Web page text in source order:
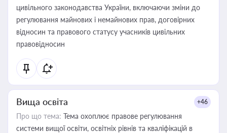
цивільного законодавства України, включаючи зміни до
регулювання майнових і немайнових прав, договірних
відносин та правового статусу учасників цивільних
правовідносин
Вища освіта +46
Про що тема: Тема охоплює правове регулювання
системи вищої освіти, освітніх рівнів та кваліфікацій в